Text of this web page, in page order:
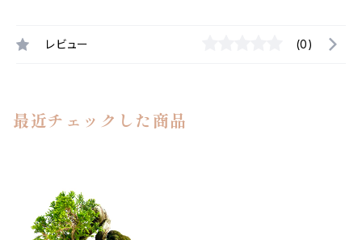
レビュー (0)
最近チェックした商品